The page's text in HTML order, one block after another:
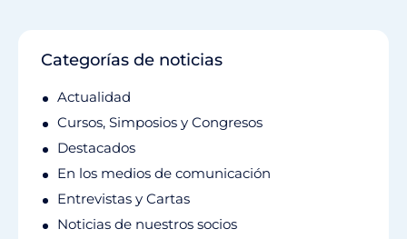
Categorías de noticias
Actualidad
Cursos, Simposios y Congresos
Destacados
En los medios de comunicación
Entrevistas y Cartas
Noticias de nuestros socios